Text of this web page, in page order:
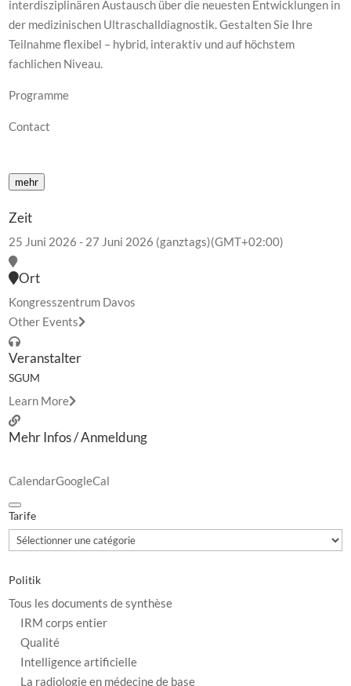
interdisziplinären Austausch über die neuesten Entwicklungen in
der medizinischen Ultraschalldiagnostik. Gestalten Sie Ihre
Teilnahme flexibel – hybrid, interaktiv und auf höchstem
fachlichen Niveau.
Programme
Contact
mehr
Zeit
25 Juni 2026 - 27 Juni 2026 (ganztags)(GMT+02:00)
Ort
Kongresszentrum Davos
Other Events
Veranstalter
SGUM
Learn More
Mehr Infos / Anmeldung
CalendarGoogleCal
Tarife
Tarife
Politik
Tous les documents de synthèse
IRM corps entier
Qualité
Intelligence artificielle
La radiologie en médecine de base